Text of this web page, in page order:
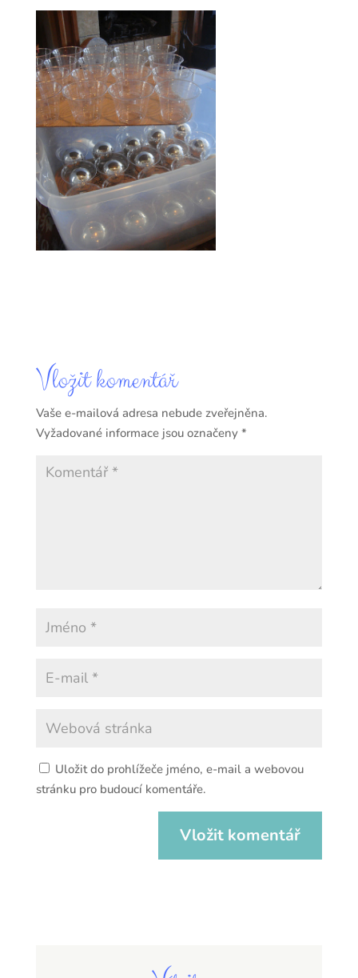
Vložit komentář
Vaše e-mailová adresa nebude zveřejněna.
Vyžadované informace jsou označeny *
Uložit do prohlížeče jméno, e-mail a webovou
stránku pro budoucí komentáře.